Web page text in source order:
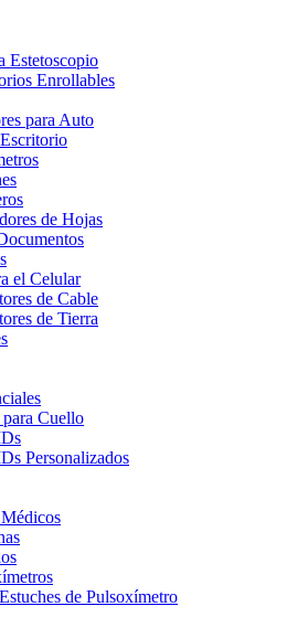
Estetoscopio
Enrollables
para Auto
de Hojas
el Celular
de Cable
de Tierra
Cuello
Personalizados
Estuches de Pulsoxímetro